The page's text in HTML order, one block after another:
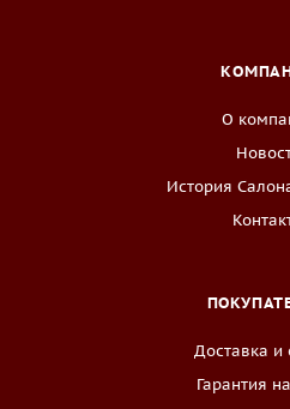
О
История
Доставка и
Гарантия